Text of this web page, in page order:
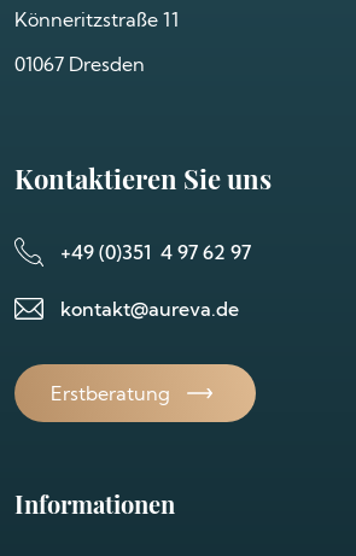
Könneritzstraße 11
01067 Dresden
Kontaktieren Sie uns
+49 (0)351 4 97 62 97
kontakt@aureva.de
Erstberatung
Informationen